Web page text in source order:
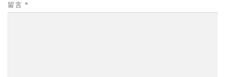
留言 *